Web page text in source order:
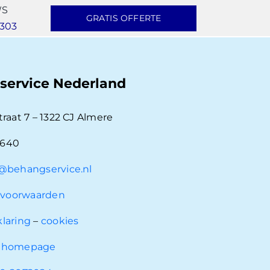
GRATIS OFFERTE
Nederland
7 – 1322 CJ Almere
– cookies
homepage